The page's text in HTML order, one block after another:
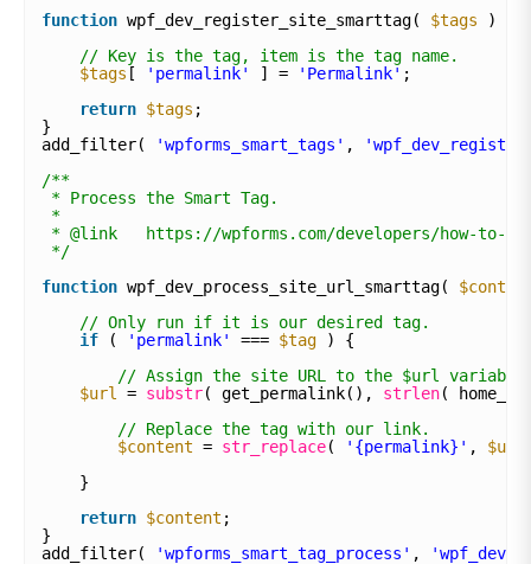
function wpf_dev_register_site_smarttag( $tags
) {
// Key is the tag, item is the tag name.
$tags [ 'permalink' ] = 'Permalink' ;
return $tags ;
}
add_filter(
'wpforms_smart_tags' ,
/**
* Process the Smart Tag.
*
* @link   https://wpforms.com/developers/how-
*/
function wpf_dev_process_site_url_smarttag(
// Only run if it is our desired tag.
if
( 'permalink' === $tag
) {
// Assign the site URL to the $url variable
$url
= substr( get_permalink(), strlen(
// Replace the tag with our link.
$content = str_replace( '{permalink}' , $url
}
return $content ;
}
add_filter(
'wpforms_smart_tag_process' ,